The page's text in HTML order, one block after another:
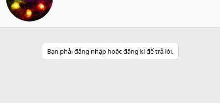
n
Bạn phải đăng nhập hoặc đăng kí để trả lời.